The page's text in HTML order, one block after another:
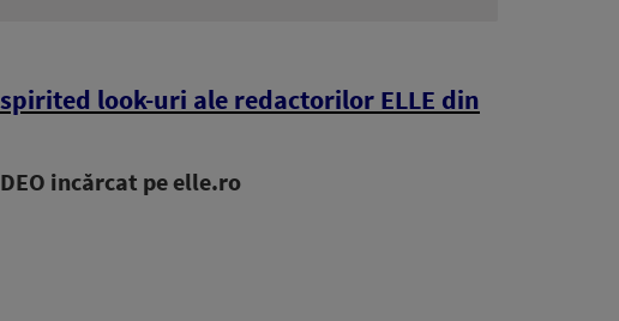
look-uri ale redactorilor ELLE din
incărcat pe elle.ro